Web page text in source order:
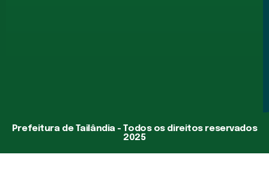
Prefeitura de Tailândia - Todos os direitos reservados
2025